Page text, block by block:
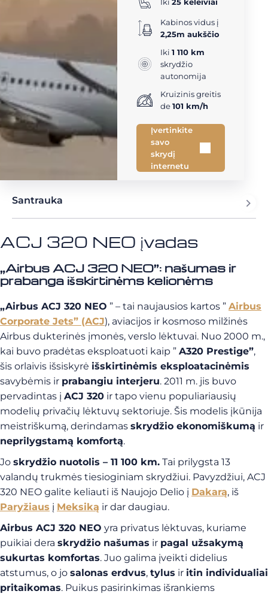
Kabinos vidus į
2,25m aukščio
Iki 1 110 km
skrydžio
autonomija
Kruizinis greitis
de101 km/h
Įvertinkite
savo
skrydį
internetu
Santrauka
ACJ 320 NEO įvadas
„Airbus ACJ 320 NEO”: našumas ir
prabanga išskirtinėms kelionėms
„Airbus ACJ 320 NEO ” – tai naujausios kartos ” Airbus
Corporate Jets” (ACJ), aviacijos ir kosmoso milžinės
Airbus dukterinės įmonės, verslo lėktuvai. Nuo 2000 m.,
kai buvo pradėtas eksploatuoti kaip ” A320 Prestige”,
šis orlaivis išsiskyrė išskirtinėmis eksploatacinėmis
savybėmis ir prabangiu interjeru. 2011 m. jis buvo
pervadintas į ACJ 320 ir tapo vienu populiariausių
modelių privačių lėktuvų sektoriuje. Šis modelis įkūnija
meistriškumą, derindamas skrydžio ekonomiškumą ir
neprilygstamą komfortą.
Jo skrydžio nuotolis – 11 100 km. Tai prilygsta 13
valandų trukmės tiesioginiam skrydžiui. Pavyzdžiui, ACJ
320 NEO galite keliauti iš Naujojo Delio į Dakarą, iš
Paryžiaus į Meksiką ir dar daugiau.
Airbus ACJ 320 NEO yra privatus lėktuvas, kuriame
puikiai dera skrydžio našumas ir pagal užsakymą
sukurtas komfortas. Juo galima įveikti didelius
atstumus, o jo salonas erdvus, tylus ir itin individualiai
pritaikomas. Puikus pasirinkimas išrankiems